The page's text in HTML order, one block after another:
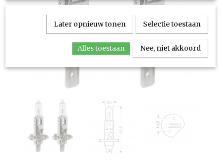
Later opnieuw tonen Selectie toestaan
Alles toestaan Nee, niet akkoord